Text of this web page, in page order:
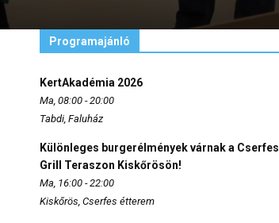
Programajánló
KertAkadémia 2026
Ma, 08:00 - 20:00
Tabdi, Faluház
Különleges burgerélmények várnak a Cserfes
Grill Teraszon Kiskőrösön!
Ma, 16:00 - 22:00
Kiskőrös, Cserfes étterem